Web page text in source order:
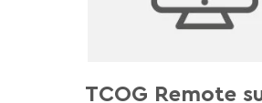
TCOG Remote